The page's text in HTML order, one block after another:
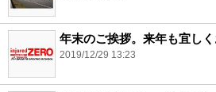
年末のご挨拶。来年も宜しく
2019/12/29 13:23